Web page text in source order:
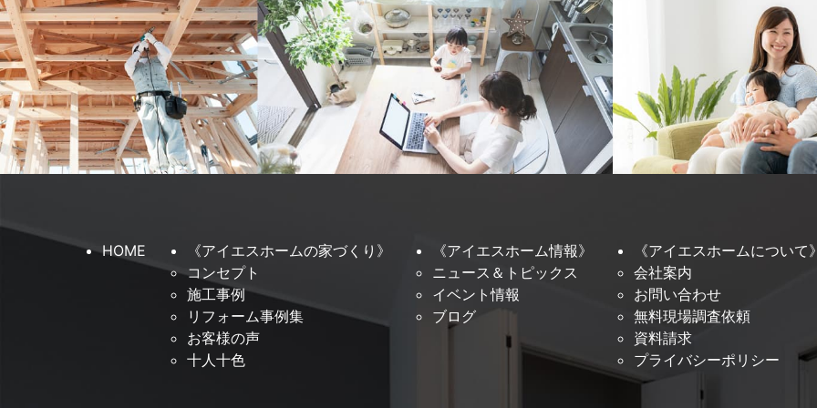
HOME
《アイエスホームの家づくり》
コンセプト
施工事例
リフォーム事例集
お客様の声
十人十色
《アイエスホーム情報》
ニュース＆トピックス
イベント情報
ブログ
《アイエスホームについて
会社案内
お問い合わせ
無料現場調査依頼
資料請求
プライバシーポリシー